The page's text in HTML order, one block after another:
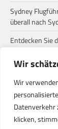
Wir
Wir
Datenverkehr
klicken,
Sydney
überall nach
Entdecken Sie
für einen
Zum ersten
solltest du
Eine
verborgenen